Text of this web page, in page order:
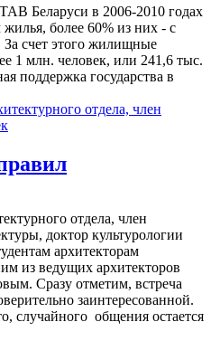
Беларуси в 2006-2010 годах
более 60% из них - с
За счет этого жилищные
1 млн. человек, или 241,6 тыс.
поддержка государства в
отдела, член
доктор культурологии
архитекторам
из ведущих архитекторов
Сразу отметим, встреча
заинтересованной.
случайного общения остается